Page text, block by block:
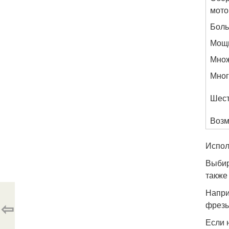
Если
⇦